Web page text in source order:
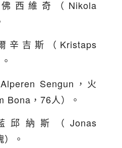
西維奇（Nikola
辛吉斯（Kristaps
Sengun，火
Bona，76人）。
邱納斯（Jonas
。